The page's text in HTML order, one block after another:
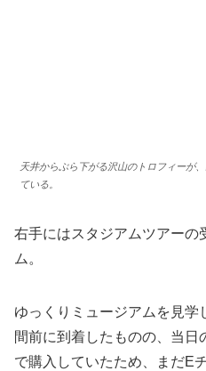
天井からぶら下がる沢山のトロフィーが
ている。
右手にはスタジアムツアーの
ム。
ゆっくりミュージアムを見
間前に到着したものの、当
で購入していたため、まだE